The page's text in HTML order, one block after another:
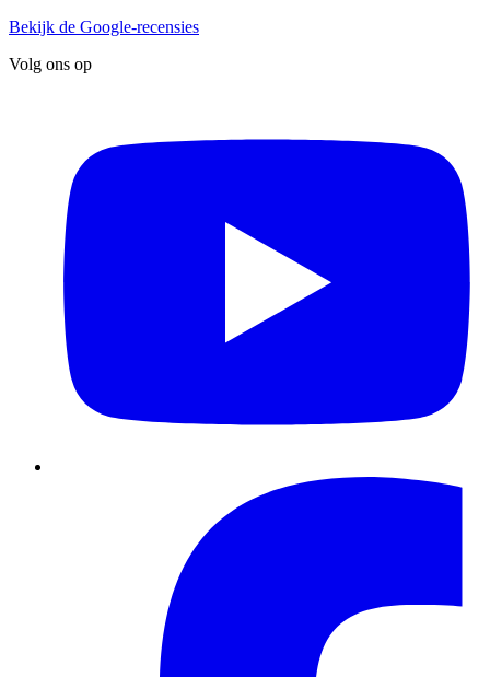
Bekijk de Google-recensies
Volg ons op